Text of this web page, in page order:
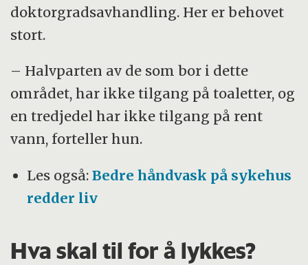
doktorgradsavhandling. Her er behovet
stort.
– Halvparten av de som bor i dette
området, har ikke tilgang på toaletter, og
en tredjedel har ikke tilgang på rent
vann, forteller hun.
Les også:Bedre håndvask på sykehus
redder liv
Hva skal til for å lykkes?